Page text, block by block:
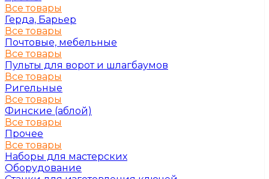
Все товары
Герда, Барьер
Все товары
Почтовые, мебельные
Все товары
Пульты для ворот и шлагбаумов
Все товары
Ригельные
Все товары
Финские (аблой)
Все товары
Прочее
Все товары
Наборы для мастерских
Оборудование